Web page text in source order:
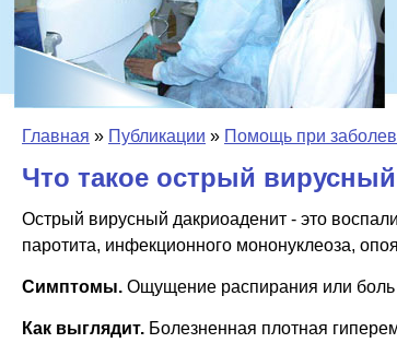
Главная » Публикации » Помощь при
Что такое острый
Острый вирусный дакриоаденит - это
паротита, инфекционного мононуклеоза,
Симптомы. Ощущение распирания или боль
Как выглядит. Болезненная плотная